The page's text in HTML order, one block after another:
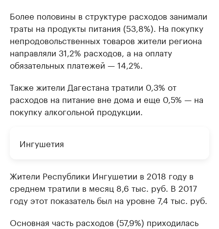
Более половины в структуре расходов занимали
траты на продукты питания (53,8%). На покупку
непродовольственных товаров жители региона
направляли 31,2% расходов, а на оплату
обязательных платежей — 14,2%.
Также жители Дагестана тратили 0,3% от
расходов на питание вне дома и еще 0,5% — на
покупку алкогольной продукции.
Ингушетия
Жители Республики Ингушетии в 2018 году в
среднем тратили в месяц 8,6 тыс. руб. В 2017
году этот показатель был на уровне 7,4 тыс. руб.
Основная часть расходов (57,9%) приходилась